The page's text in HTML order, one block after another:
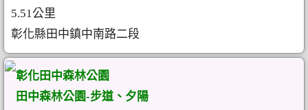
5.51公里
彰化縣田中鎮中南路二段
彰化田中森林公園
田中森林公園-步道、夕陽